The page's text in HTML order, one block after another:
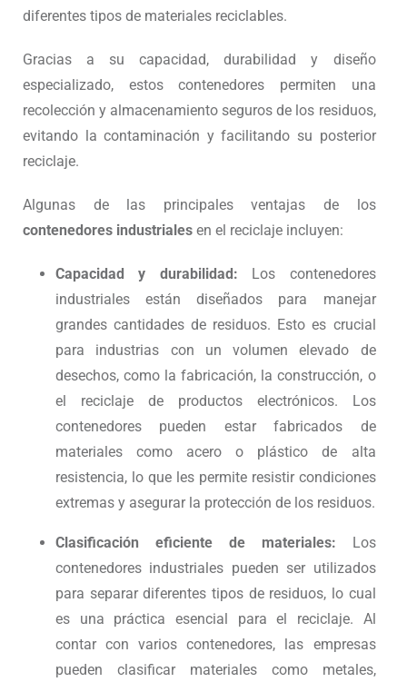
diferentes tipos de materiales reciclables.
Gracias a su capacidad, durabilidad y diseño
especializado, estos contenedores permiten una
recolección y almacenamiento seguros de los residuos,
evitando la contaminación y facilitando su posterior
reciclaje.
Algunas de las principales ventajas de los
contenedores industriales en el reciclaje incluyen:
Capacidad y durabilidad: Los contenedores
industriales están diseñados para manejar
grandes cantidades de residuos. Esto es crucial
para industrias con un volumen elevado de
desechos, como la fabricación, la construcción, o
el reciclaje de productos electrónicos. Los
contenedores pueden estar fabricados de
materiales como acero o plástico de alta
resistencia, lo que les permite resistir condiciones
extremas y asegurar la protección de los residuos.
Clasificación eficiente de materiales: Los
contenedores industriales pueden ser utilizados
para separar diferentes tipos de residuos, lo cual
es una práctica esencial para el reciclaje. Al
contar con varios contenedores, las empresas
pueden clasificar materiales como metales,